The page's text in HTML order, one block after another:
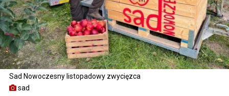
Sad Nowoczesny listopadowy zwycięzca
sad